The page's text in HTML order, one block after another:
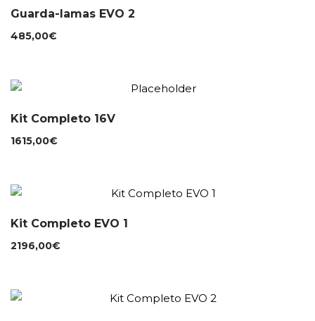
Guarda-lamas EVO 2
485,00€
Kit Completo 16V
1615,00€
Kit Completo EVO 1
2196,00€